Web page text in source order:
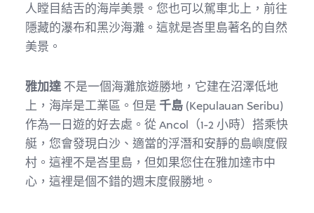
人瞠目結舌的海岸美景。您也可以駕車北上，前往
隱藏的瀑布和黑沙海灘。這就是峇里島著名的自然
美景。
雅加達不是一個海灘旅遊勝地，它建在沼澤低地
上，海岸是工業區。但是 千島 (Kepulauan Seribu)
作為一日遊的好去處。從 Ancol（1-2 小時）搭乘快
艇，您會發現白沙、適當的浮潛和安靜的島嶼度假
村。這裡不是峇里島，但如果您住在雅加達市中
心，這裡是個不錯的週末度假勝地。